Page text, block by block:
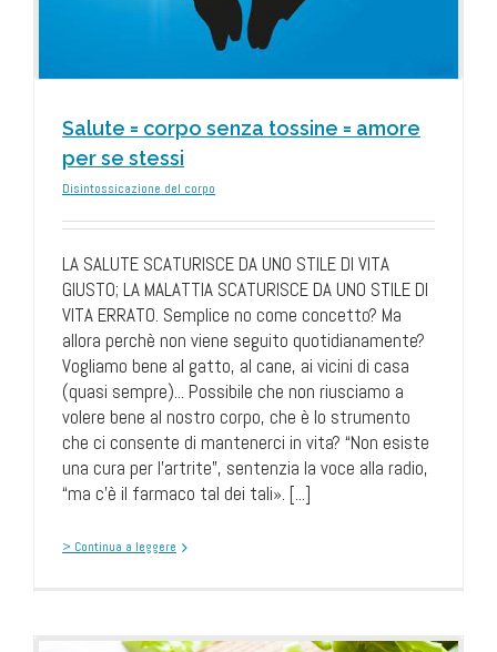
Salute = corpo senza tossine = amore
per se stessi
Disintossicazione del corpo
LA SALUTE SCATURISCE DA UNO STILE DI VITA
GIUSTO; LA MALATTIA SCATURISCE DA UNO STILE DI
VITA ERRATO. Semplice no come concetto? Ma
allora perchè non viene seguito quotidianamente?
Vogliamo bene al gatto, al cane, ai vicini di casa
(quasi sempre)... Possibile che non riusciamo a
volere bene al nostro corpo, che è lo strumento
che ci consente di mantenerci in vita? “Non esiste
una cura per l’artrite”, sentenzia la voce alla radio,
“ma c’è il farmaco tal dei tali». [...]
> Continua a leggere